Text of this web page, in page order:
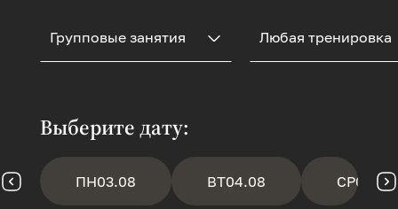
Групповые занятия Любая тренировка
Выберите дату:
ПН03.08 ВТ04.08 СР05.08